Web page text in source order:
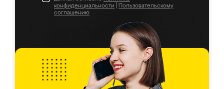
конфиденциальности
Пользовательскому
соглашению